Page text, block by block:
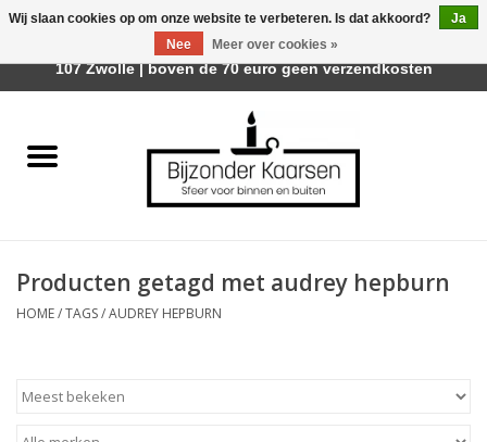
Räder Design Stories
Geurkaarsen
Producten getagd met audrey hepburn
HOME/TAGS/AUDREY HEPBURN
Wij slaan cookies op om onze website te verbeteren. Is dat akkoord?
Ja
Nee
Meer over cookies »
Afhalen is mogelijk bij Trotz Woon & Cadeau | Belvederelaan
107 Zwolle | boven de 70 euro geen verzendkosten